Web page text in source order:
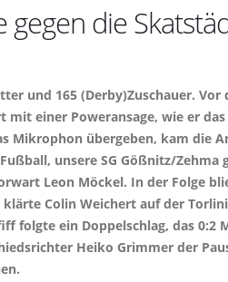
gegen die
und 165 (Derby)Zuschauer.
einer Poweransage, wie er
Mikrophon übergeben, kam die
unsere SG Gößnitz/
Leon Möckel. In der Folge
Colin Weichert auf der
folgte ein Doppelschlag, das
Heiko Grimmer der